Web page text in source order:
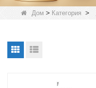
Дом > Категория >